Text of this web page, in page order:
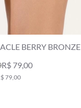
BERRY BRONZE
R$ 79,00
79,00